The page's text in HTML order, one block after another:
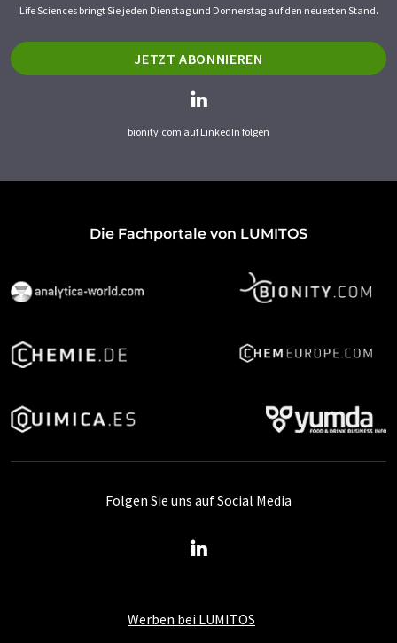
Life Sciences bringt Sie jeden Dienstag und Donnerstag auf den neuesten Stand.
JETZT ABONNIEREN
bionity.com auf LinkedIn folgen
Die Fachportale von LUMITOS
Werben bei LUMITOS
Folgen Sie uns auf Social Media